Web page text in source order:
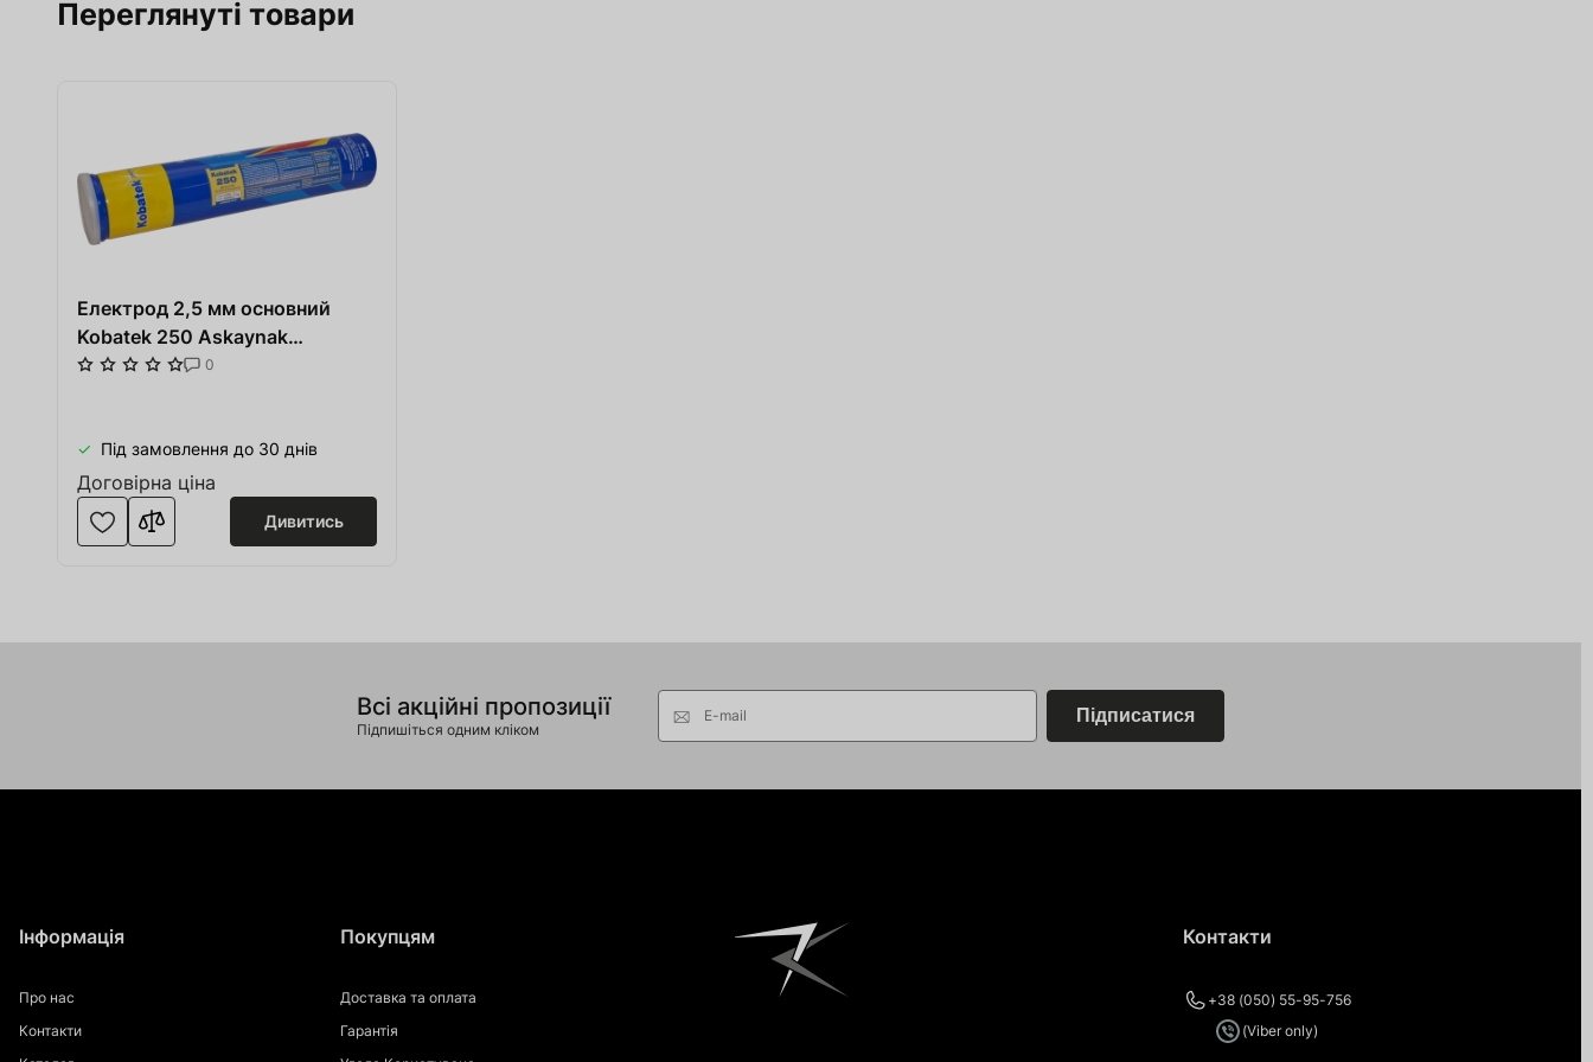
Переглянуті товари
Електрод 2,5 мм основний
Kobatek 250 Askaynak
Алюміній + Нікель гаряче
0
Під замовлення до 30 днів
Договірна ціна
Дивитись
Всі акційні пропозиції
Підпишіться одним кліком
E-mail Підписатися
Інформація
Про нас
Контакти
Покупцям
Доставка та оплата
Гарантія
Контакти
+38 (050) 55-95-756
(Viber only)